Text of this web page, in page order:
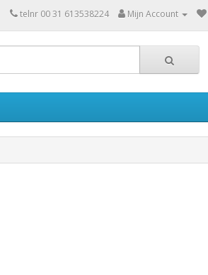
telnr 00 31 613538224 Mijn Account